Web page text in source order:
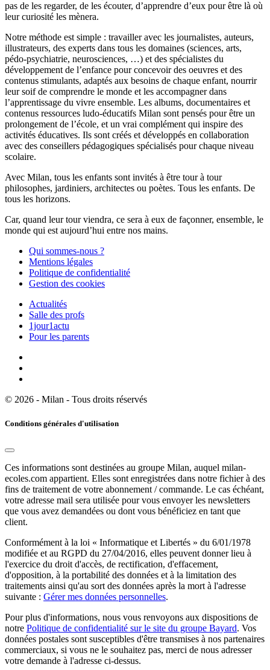
pas de les regarder, de les écouter, d’apprendre d’eux pour être là où
leur curiosité les mènera.
Notre méthode est simple : travailler avec les journalistes, auteurs,
illustrateurs, des experts dans tous les domaines (sciences, arts,
pédo-psychiatrie, neurosciences, …) et des spécialistes du
développement de l’enfance pour concevoir des oeuvres et des
contenus stimulants, adaptés aux besoins de chaque enfant, nourrir
leur soif de comprendre le monde et les accompagner dans
l’apprentissage du vivre ensemble. Les albums, documentaires et
contenus ressources ludo-éducatifs Milan sont pensés pour être un
prolongement de l’école, et un vrai complément qui inspire des
activités éducatives. Ils sont créés et développés en collaboration
avec des conseillers pédagogiques spécialisés pour chaque niveau
scolaire.
Avec Milan, tous les enfants sont invités à être tour à tour
philosophes, jardiniers, architectes ou poètes. Tous les enfants. De
tous les horizons.
Car, quand leur tour viendra, ce sera à eux de façonner, ensemble, le
monde qui est aujourd’hui entre nos mains.
Qui sommes-nous ?
Mentions légales
Politique de confidentialité
Gestion des cookies
Actualités
Salle des profs
1jour1actu
Pour les parents
© 2026 - Milan - Tous droits réservés
Conditions générales d'utilisation
Ces informations sont destinées au groupe Milan, auquel milan-
ecoles.com appartient. Elles sont enregistrées dans notre fichier à des
fins de traitement de votre abonnement / commande. Le cas échéant,
votre adresse mail sera utilisée pour vous envoyer les newsletters
que vous avez demandées ou dont vous bénéficiez en tant que
client.
Conformément à la loi « Informatique et Libertés » du 6/01/1978
modifiée et au RGPD du 27/04/2016, elles peuvent donner lieu à
l'exercice du droit d'accès, de rectification, d'effacement,
d'opposition, à la portabilité des données et à la limitation des
traitements ainsi qu'au sort des données après la mort à l'adresse
suivante : Gérer mes données personnelles.
Pour plus d'informations, nous vous renvoyons aux dispositions de
notre Politique de confidentialité sur le site du groupe Bayard. Vos
données postales sont susceptibles d'être transmises à nos partenaires
commerciaux, si vous ne le souhaitez pas, merci de nous adresser
votre demande à l'adresse ci-dessus.